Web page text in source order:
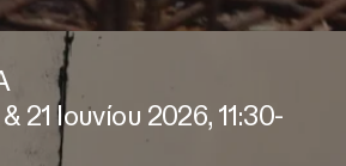
21 Ιουνίου 2026, 11:30-